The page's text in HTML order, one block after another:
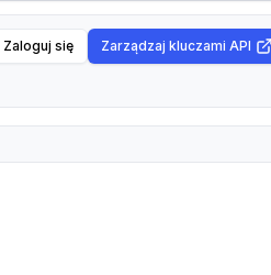
Zaloguj się Zarządzaj kluczami API